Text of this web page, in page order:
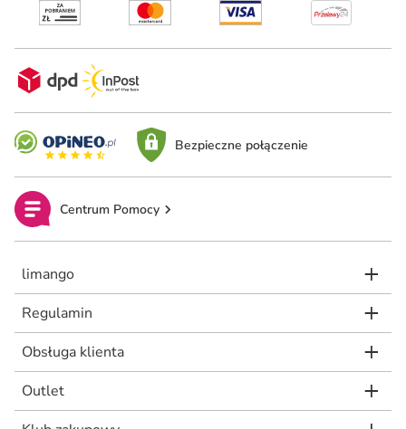
Bezpieczne połączenie
Centrum Pomocy
limango
Regulamin
Obsługa klienta
Outlet